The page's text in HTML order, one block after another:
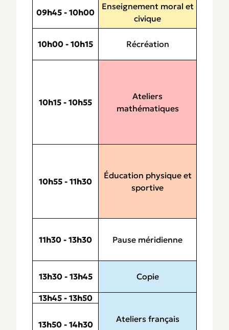
09h45 - 10h00
Enseignement moral et
civique
10h00 - 10h15 Récréation
10h15 - 10h55
Ateliers
mathématiques
10h55 - 11h30
Éducation physique et
sportive
11h30 - 13h30 Pause méridienne
13h30 - 13h45 Copie
13h45 - 13h50
Ateliers français
13h50 - 14h30